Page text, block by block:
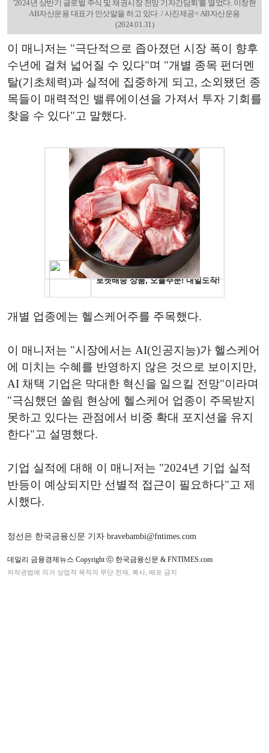
'2024년 상반기 글로벌 주식 및 채권시장 전망 기자간담회'를 열었다. 이창현
AB자산운용 대표가 인삿말을 하고 있다. / 사진제공= AB자산운용
(2024.01.31)
이 매니저는 "극단적으로 좁아졌던 시장 폭이 향후
수년에 걸쳐 넓어질 수 있다"며 "개별 종목 펀더멘
탈(기초체력)과 실적에 집중하게 되고, 소외됐던 종
목들이 매력적인 밸류에이션을 가져서 투자 기회를
찾을 수 있다"고 말했다.
개별 업종에는 헬스케어주를 주목했다.
이 매니저는 "시장에서는 AI(인공지능)가 헬스케어
에 미치는 수혜를 반영하지 않은 것으로 보이지만,
AI 채택 기업은 막대한 혁신을 일으킬 전망"이라며
"극심했던 쏠림 현상에 헬스케어 업종이 주목받지
못하고 있다는 관점에서 비중 확대 포지션을 유지
한다"고 설명했다.
기업 실적에 대해 이 매니저는 "2024년 기업 실적
반등이 예상되지만 선별적 접근이 필요하다"고 제
시했다.
정선은 한국금융신문 기자 bravebambi@fntimes.com
데일리 금융경제뉴스 Copyright ⓒ 한국금융신문 & FNTIMES.com
저작권법에 의거 상업적 목적의 무단 전재, 복사, 배포 금지